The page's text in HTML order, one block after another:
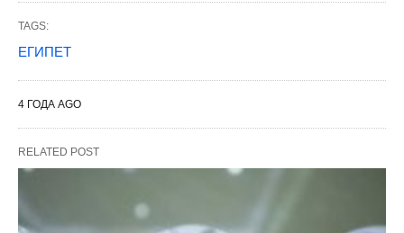
TAGS:
ЕГИПЕТ
4 ГОДА AGO
RELATED POST